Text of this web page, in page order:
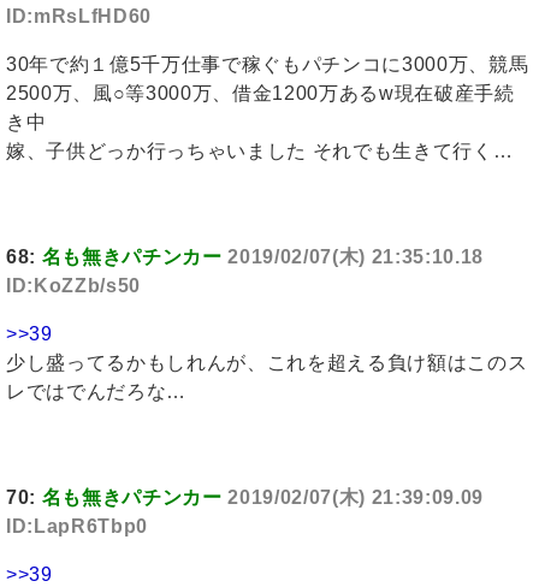
ID:mRsLfHD60
30年で約１億5千万仕事で稼ぐもパチンコに3000万、競馬
2500万、風○等3000万、借金1200万あるw現在破産手続
き中
嫁、子供どっか行っちゃいました それでも生きて行く…
68: 名も無きパチンカー 2019/02/07(木) 21:35:10.18
ID:KoZZb/s50
>>39
少し盛ってるかもしれんが、これを超える負け額はこのス
レではでんだろな…
70: 名も無きパチンカー 2019/02/07(木) 21:39:09.09
ID:LapR6Tbp0
>>39